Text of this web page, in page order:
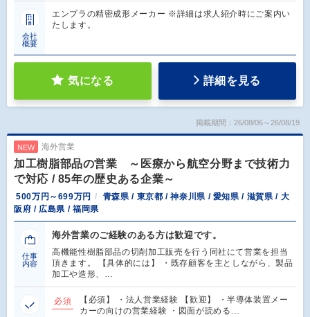
会社
概要
エンプラの精密成形メーカー ※詳細は求人紹介時にご案内い
たします。
気になる 詳細を見る
掲載期間：26/08/06～26/08/19
NEW 海外営業
加工樹脂部品の営業 ～医療から航空分野まで技術力
で対応 / 85年の歴史ある企業～
500万円～699万円
青森県 / 東京都 / 神奈川県 / 愛知県 / 滋賀県 / 大
阪府 / 広島県 / 福岡県
仕事
内容
海外営業のご経験のある方は歓迎です。
高機能性樹脂部品の切削加工販売を行う同社にて営業を担当
頂きます。 【具体的には】 ・既存顧客を主としながら、製品
加工や造形、…
必須
【必須】 ・法人営業経験 【歓迎】 ・半導体装置メー
カーの向けの営業経験 ・図面が読める…